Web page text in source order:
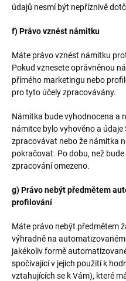
údajů nesmí být nepříznivě
f) Právo vznést námitku
Máte právo vznést námitku
Pokud vznesete oprávněnou
přímého marketingu nebo
pro tyto účely zpracovávány.
Námitka bude vyhodnocena a
námitce bylo vyhověno a údaje
zpracovávat nebo že námitka
pokračovat. Po dobu, než
zpracování omezeno.
g) Právo nebýt předmětem
profilování
Máte právo nebýt předmětem
výhradně na
jakékoliv formě
spočívající v jejich použití k
vztahujících se k Vám), které